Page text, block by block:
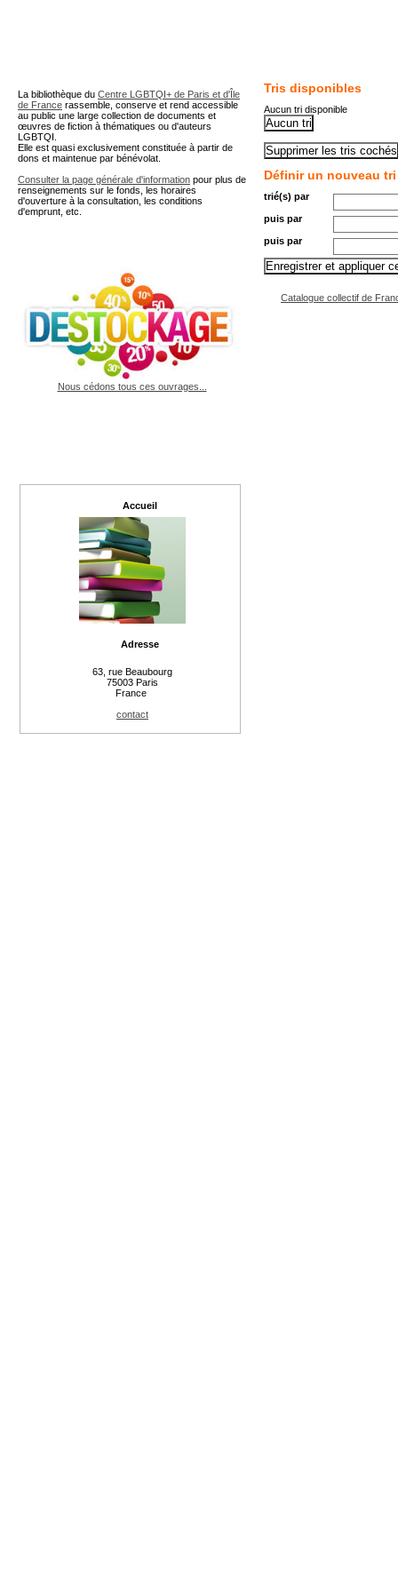
Tris disponibles
Aucun tri disponible
Définir un nouveau tri
trié(s) par
puis par
puis par
Catalogue collectif de
La bibliothèque du Centre LGBTQI+ de Paris et d'Île
de France rassemble, conserve et rend accessible
au public une large collection de documents et
œuvres de fiction à thématiques ou d'auteurs
LGBTQI.
Elle est quasi exclusivement constituée à partir de
dons et maintenue par bénévolat.
Consulter la page générale d'information pour plus de
renseignements sur le fonds, les horaires
d'ouverture à la consultation, les conditions
d'emprunt, etc.
Nous cédons tous ces ouvrages...
Accueil
Adresse
63, rue Beaubourg
75003 Paris
France
contact